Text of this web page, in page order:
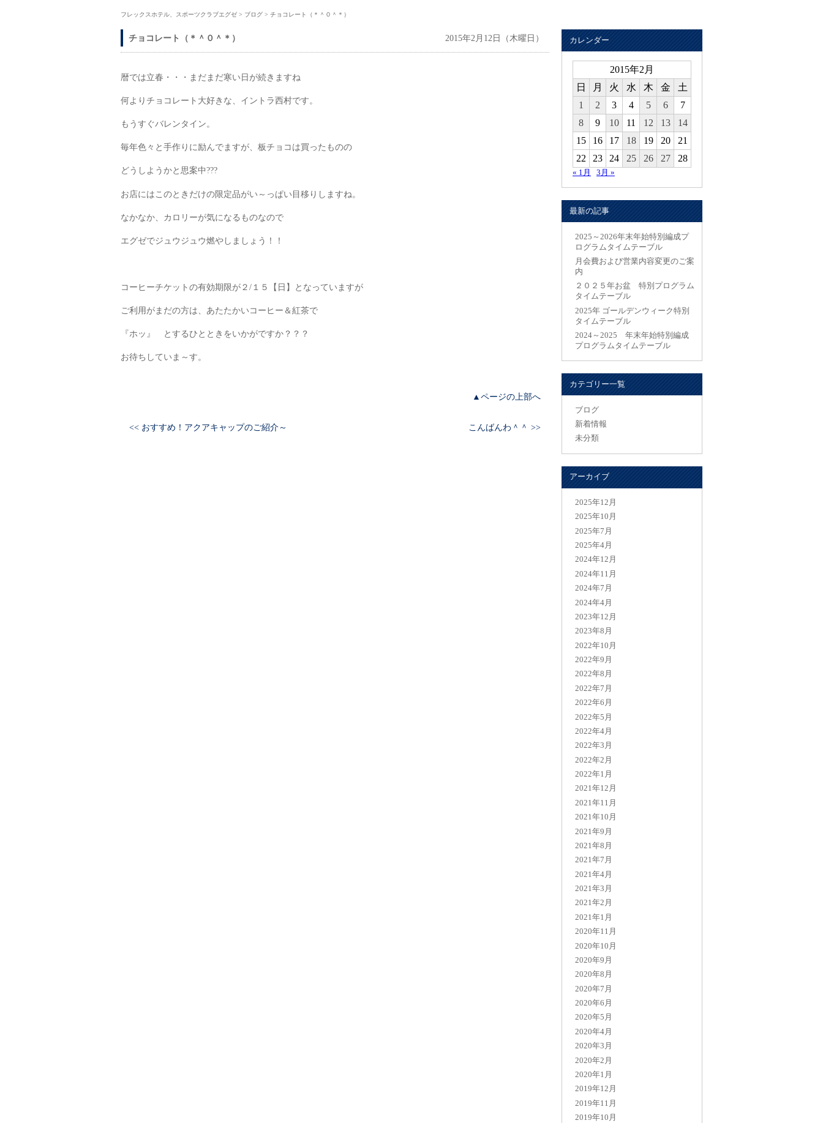
フレックスホテル、スポーツクラブエグゼ > ブログ > チョコレート（＊＾０＾＊）
カレンダー
2015年2月
日
月 火 水 木 金
土
1
2 3 4 5 6
7
8
9 10 11 12 13
14
15
16 17 18 19 20
21
22
23 24 25 26 27 28
« 1月 3月 »
最新の記事
2025～2026年末年始特別編成プ
ログラムタイムテーブル
月会費および営業内容変更のご案
内
２０２５年お盆 特別プログラム
タイムテーブル
2025年 ゴールデンウィーク特別
タイムテーブル
2024～2025 年末年始特別編成
プログラムタイムテーブル
カテゴリー一覧
ブログ
新着情報
未分類
アーカイブ
2025年12月
2025年10月
2025年7月
2025年4月
2024年12月
2024年11月
2024年7月
2024年4月
2023年12月
2023年8月
2022年10月
2022年9月
2022年8月
2022年7月
2022年6月
2022年5月
2022年4月
2022年3月
2022年2月
2022年1月
2021年12月
2021年11月
2021年10月
2021年9月
2021年8月
2021年7月
2021年4月
2021年3月
2021年2月
2021年1月
2020年11月
2020年10月
2020年9月
2020年8月
2020年7月
2020年6月
2020年5月
2020年4月
2020年3月
2020年2月
2020年1月
2019年12月
2019年11月
2019年10月
チョコレート（＊＾０＾＊） 2015年2月12日（木曜日）
暦では立春・・・まだまだ寒い日が続きますね
何よりチョコレート大好きな、イントラ西村です。
もうすぐバレンタイン。
毎年色々と手作りに励んでますが、板チョコは買ったものの
どうしようかと思案中???
お店にはこのときだけの限定品がい～っぱい目移りしますね。
なかなか、カロリーが気になるものなので
エグゼでジュウジュウ燃やしましょう！！
コーヒーチケットの有効期限が２/１５【日】となっていますが
ご利用がまだの方は、あたたかいコーヒー＆紅茶で
『ホッ』 とするひとときをいかがですか？？？
お待ちしていま～す。
▲ページの上部へ
<< おすすめ！アクアキャップのご紹介～ こんばんわ＾＾ >>